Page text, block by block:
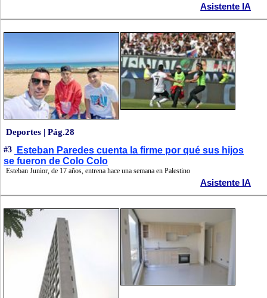
Asistente IA
Deportes | Pág.28
#3
Esteban Paredes cuenta la firme por qué sus hijos
se fueron de Colo Colo
Esteban Junior, de 17 años, entrena hace una semana en Palestino
Asistente IA